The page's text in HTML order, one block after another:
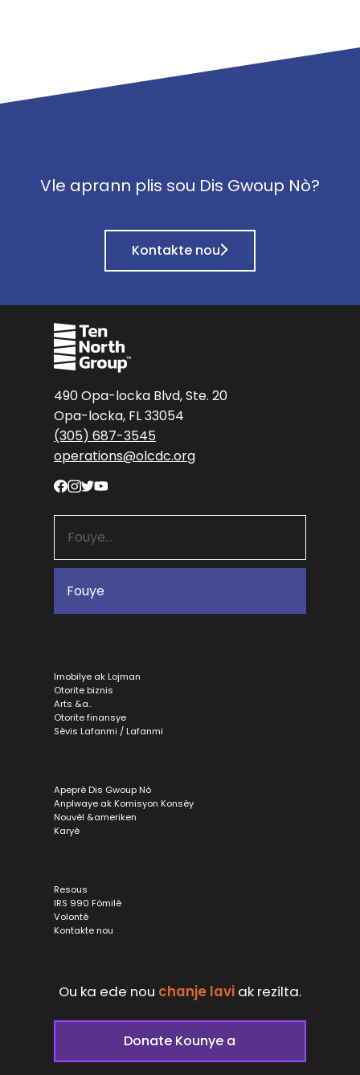
Vle aprann plis sou Dis Gwoup Nò?
Kontakte nou
490 Opa-locka Blvd, Ste. 20
Opa-locka, FL 33054
(305) 687-3545
operations@olcdc.org
Imobilye ak Lojman
Otorite biznis
Arts &a..
Otorite finansye
Sèvis Lafanmi / Lafanmi
Apeprè Dis Gwoup Nò
Anplwaye ak Komisyon Konsèy
Nouvèl &ameriken
Karyè
Resous
IRS 990 Fòmilè
Volontè
Kontakte nou
Ou ka ede nou chanje lavi ak rezilta.
Donate Kounye a